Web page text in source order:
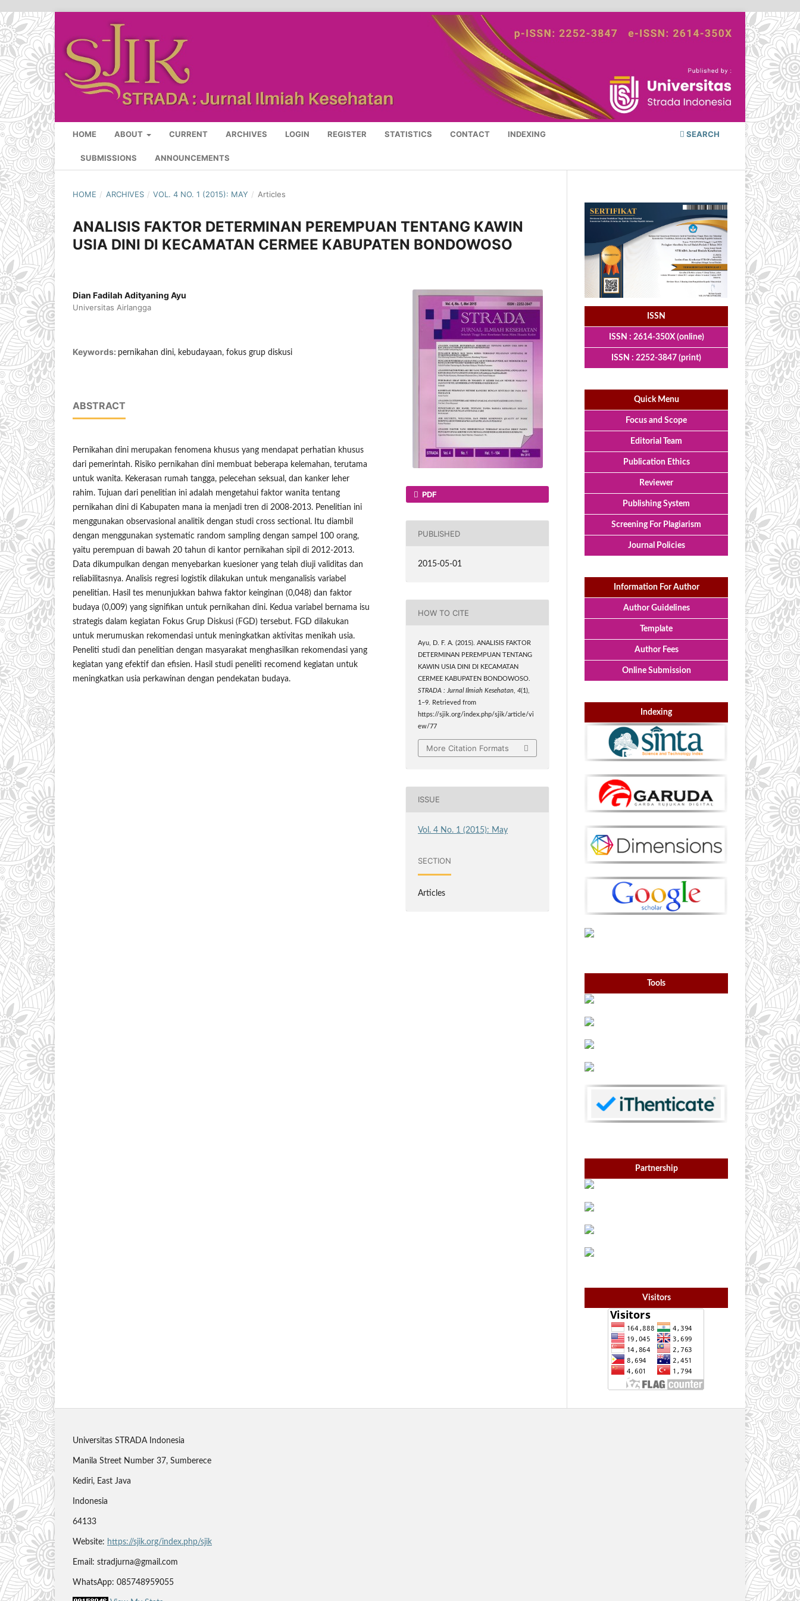
HOME ABOUT CURRENT ARCHIVES LOGIN REGISTER STATISTICS CONTACT INDEXING
SUBMISSIONS ANNOUNCEMENTS
SEARCH
HOME / ARCHIVES / VOL. 4 NO. 1 (2015): MAY / Articles
ANALISIS FAKTOR DETERMINAN PEREMPUAN TENTANG KAWIN
USIA DINI DI KECAMATAN CERMEE KABUPATEN BONDOWOSO
Dian Fadilah Adityaning Ayu
Universitas Airlangga
Keywords: pernikahan dini, kebudayaan, fokus grup diskusi
ABSTRACT
Pernikahan dini merupakan fenomena khusus yang mendapat perhatian khusus
dari pemerintah. Risiko pernikahan dini membuat beberapa kelemahan, terutama
untuk wanita. Kekerasan rumah tangga, pelecehan seksual, dan kanker leher
rahim. Tujuan dari penelitian ini adalah mengetahui faktor wanita tentang
pernikahan dini di Kabupaten mana ia menjadi tren di 2008-2013. Penelitian ini
menggunakan observasional analitik dengan studi cross sectional. Itu diambil
dengan menggunakan systematic random sampling dengan sampel 100 orang,
yaitu perempuan di bawah 20 tahun di kantor pernikahan sipil di 2012-2013.
Data dikumpulkan dengan menyebarkan kuesioner yang telah diuji validitas dan
reliabilitasnya. Analisis regresi logistik dilakukan untuk menganalisis variabel
penelitian. Hasil tes menunjukkan bahwa faktor keinginan (0,048) dan faktor
budaya (0,009) yang signifikan untuk pernikahan dini. Kedua variabel bernama isu
strategis dalam kegiatan Fokus Grup Diskusi (FGD) tersebut. FGD dilakukan
untuk merumuskan rekomendasi untuk meningkatkan aktivitas menikah usia.
Peneliti studi dan penelitian dengan masyarakat menghasilkan rekomendasi yang
kegiatan yang efektif dan efisien. Hasil studi peneliti recomend kegiatan untuk
meningkatkan usia perkawinan dengan pendekatan budaya.
PDF
PUBLISHED
2015-05-01
HOW TO CITE
Ayu, D. F. A. (2015). ANALISIS FAKTOR
DETERMINAN PEREMPUAN TENTANG
KAWIN USIA DINI DI KECAMATAN
CERMEE KABUPATEN BONDOWOSO.
STRADA : Jurnal Ilmiah Kesehatan,4(1),
1–9. Retrieved from
https://sjik.org/index.php/sjik/article/vi
ew/77
More Citation Formats
ISSUE
Vol. 4 No. 1 (2015): May
SECTION
Articles
ISSN
ISSN : 2614-350X (online)
ISSN : 2252-3847 (print)
Quick Menu
Focus and Scope
Editorial Team
Publication Ethics
Reviewer
Publishing System
Screening For Plagiarism
Journal Policies
Information For Author
Author Guidelines
Template
Author Fees
Online Submission
Indexing
Tools
Partnership
Visitors
Universitas STRADA Indonesia
Manila Street Number 37, Sumberece
Kediri, East Java
Indonesia
64133
Website: https://sjik.org/index.php/sjik
Email: stradjurna@gmail.com
WhatsApp: 085748959055